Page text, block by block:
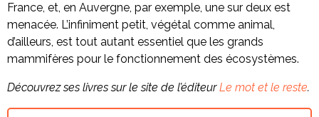
France, et, en Auvergne, par exemple, une sur deux est
menacée. L’infiniment petit, végétal comme animal,
d’ailleurs, est tout autant essentiel que les grands
mammifères pour le fonctionnement des écosystèmes.
Découvrez ses livres sur le site de l’éditeurLe mot et le reste.